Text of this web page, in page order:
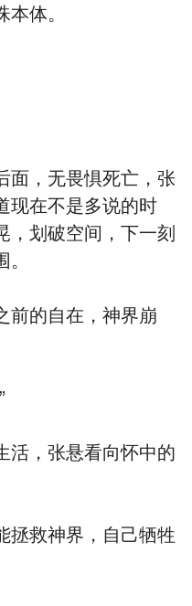
体。
，无畏惧死亡，张
现在不是多说的时
，划破空间，下一刻
的自在，神界崩
，张悬看向怀中的
救神界，自己牺牲